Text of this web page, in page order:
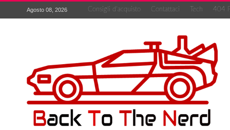
Agosto 08, 2026 Consigli d’acquisto Contattaci Tech 404